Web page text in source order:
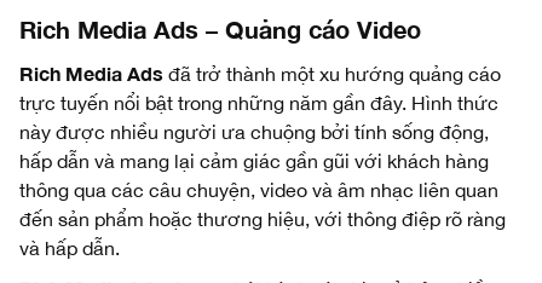
Rich Media Ads – Quảng cáo Video
Rich Media Ads đã trở thành một xu hướng quảng cáo
trực tuyến nổi bật trong những năm gần đây. Hình thức
này được nhiều người ưa chuộng bởi tính sống động,
hấp dẫn và mang lại cảm giác gần gũi với khách hàng
thông qua các câu chuyện, video và âm nhạc liên quan
đến sản phẩm hoặc thương hiệu, với thông điệp rõ ràng
và hấp dẫn.